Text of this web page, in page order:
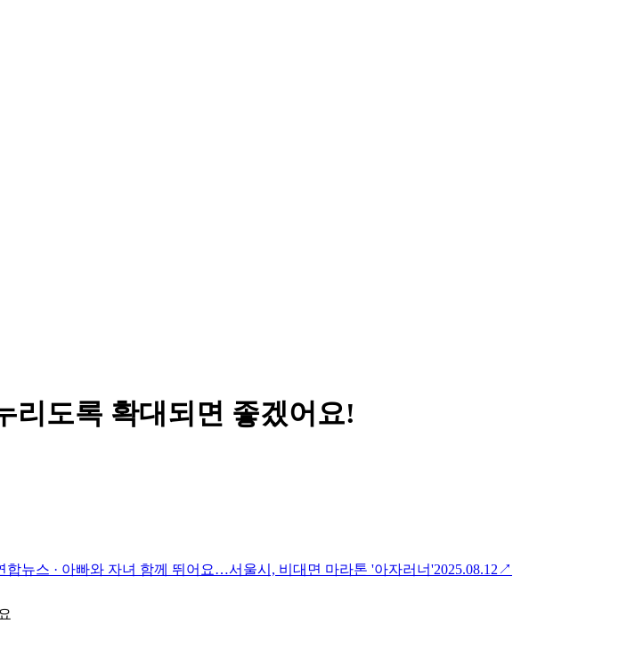
리도록 확대되면 좋겠어요!
합뉴스 · 아빠와 자녀 함께 뛰어요…서울시, 비대면 마라톤 '아자러너'2025.08.12 ↗